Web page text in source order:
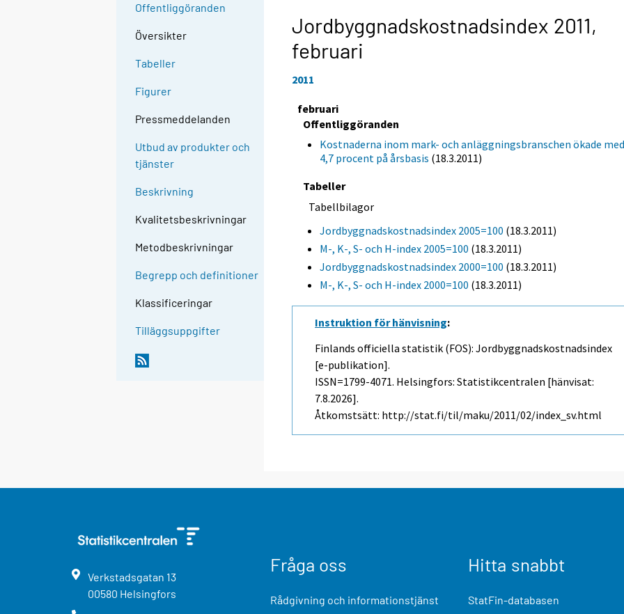
Offentliggöranden
Översikter
Tabeller
Figurer
Pressmeddelanden
Utbud av produkter och
tjänster
Beskrivning
Kvalitetsbeskrivningar
Metodbeskrivningar
Begrepp och definitioner
Klassificeringar
Tilläggsuppgifter
Jordbyggnadskostnadsindex 2011,
februari
2011
februari
Offentliggöranden
Kostnaderna inom mark- och anläggningsbranschen ökade
4,7 procent på årsbasis (18.3.2011)
Tabeller
Tabellbilagor
Jordbyggnadskostnadsindex 2005=100 (18.3.2011)
M-, K-, S- och H-index 2005=100 (18.3.2011)
Jordbyggnadskostnadsindex 2000=100 (18.3.2011)
M-, K-, S- och H-index 2000=100 (18.3.2011)
Instruktion för hänvisning:
Finlands officiella statistik (FOS): Jordbyggnadskostnadsindex
[e-publikation].
ISSN=1799-4071. Helsingfors: Statistikcentralen [hänvisat:
7.8.2026].
Åtkomstsätt: http://stat.fi/til/maku/2011/02/index_sv.html
Verkstadsgatan 13
00580 Helsingfors
Fråga oss
Rådgivning och informationstjänst
Hitta snabbt
StatFin-databasen